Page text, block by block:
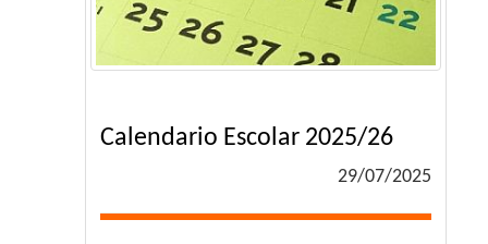
Calendario Escolar 2025/26
29/07/2025